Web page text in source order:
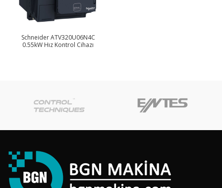
Schneider ATV320U06N4C
0.55kW Hız Kontrol Cihazı